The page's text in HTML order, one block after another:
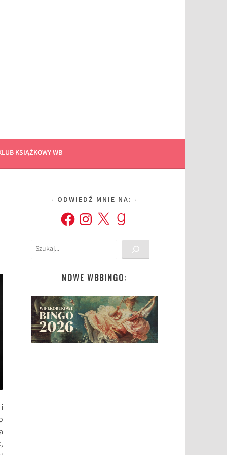
KSIĄŻKOWY WB
ODWIEDŹ MNIE NA:
FacebookInstagram
X Goodreads
Szukaj
NOWE WBBINGO: